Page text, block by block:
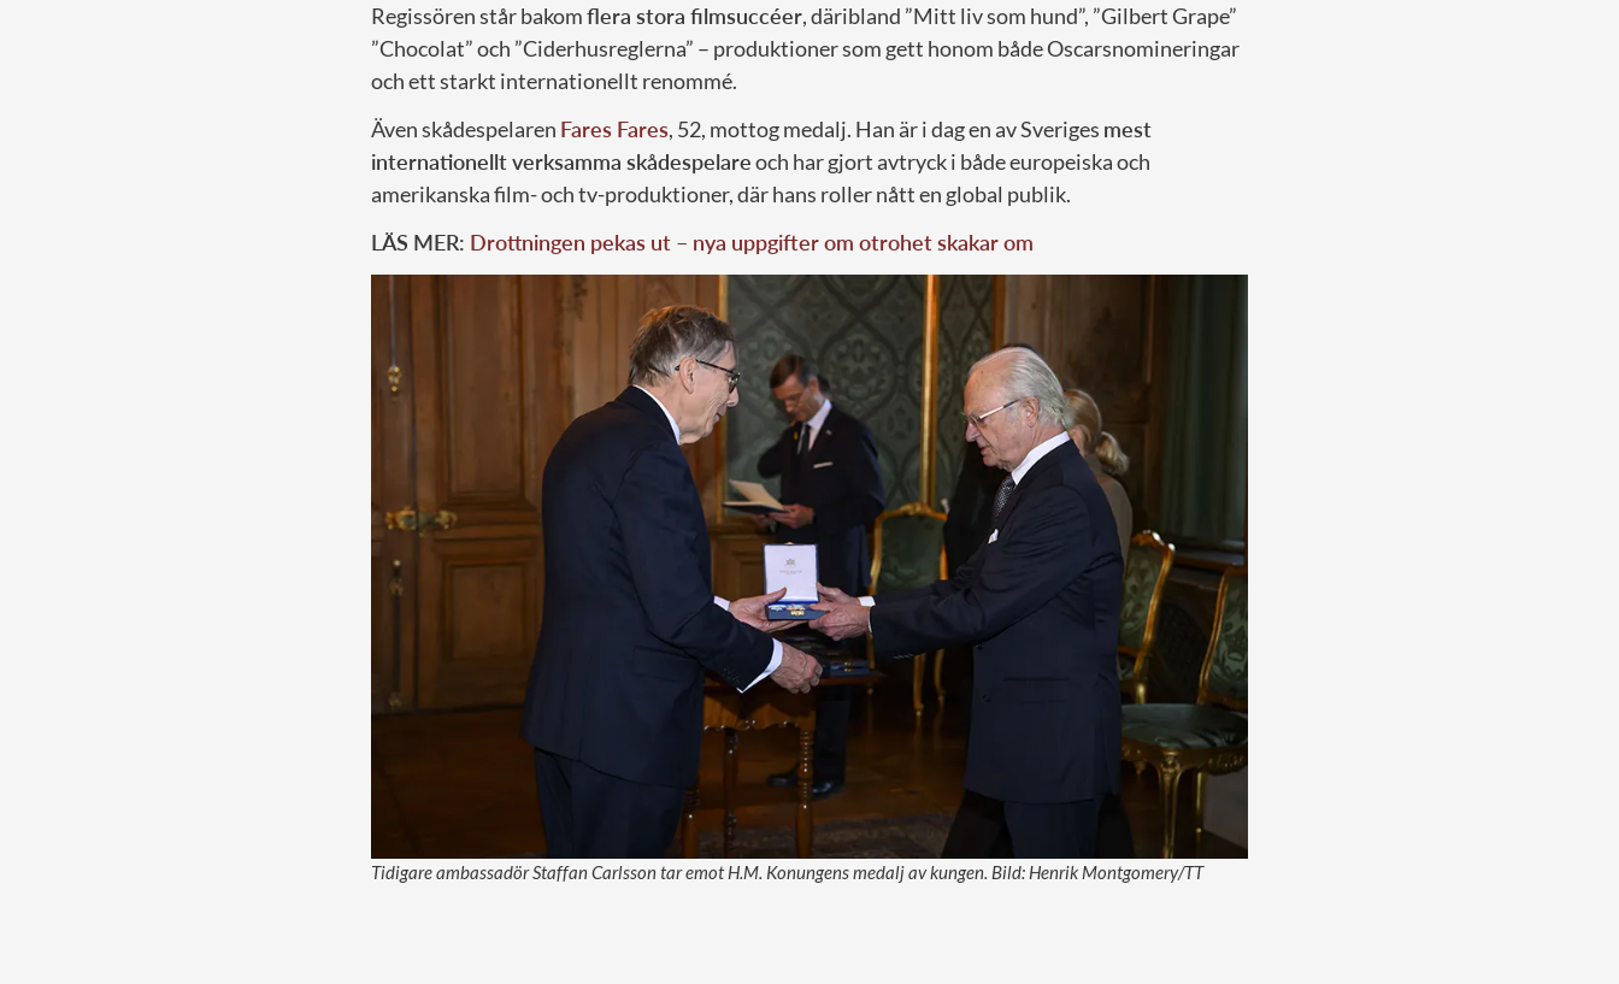
Regissören står bakomflera stora filmsuccéer, däribland ”Mitt liv som hund”, ”Gilbert Grape”
”Chocolat” och ”Ciderhusreglerna” – produktioner som gett honom både Oscarsnomineringar
och ett starkt internationellt renommé.
Även skådespelaren Fares Fares, 52, mottog medalj. Han är i dag en av Sveriges mest
internationellt verksamma skådespelareoch har gjort avtryck i både europeiska och
amerikanska film- och tv-produktioner, där hans roller nått en global publik.
LÄS MER: Drottningen pekas ut – nya uppgifter om otrohet skakar om
Tidigare ambassadör Staffan Carlsson tar emot H.M. Konungens medalj av kungen. Bild: Henrik Montgomery/TT